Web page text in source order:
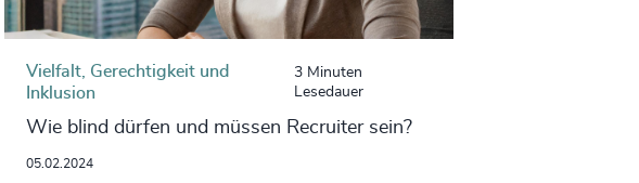
Vielfalt, Gerechtigkeit und
Inklusion
3 Minuten
Lesedauer
Wie blind dürfen und müssen Recruiter sein?
05.02.2024